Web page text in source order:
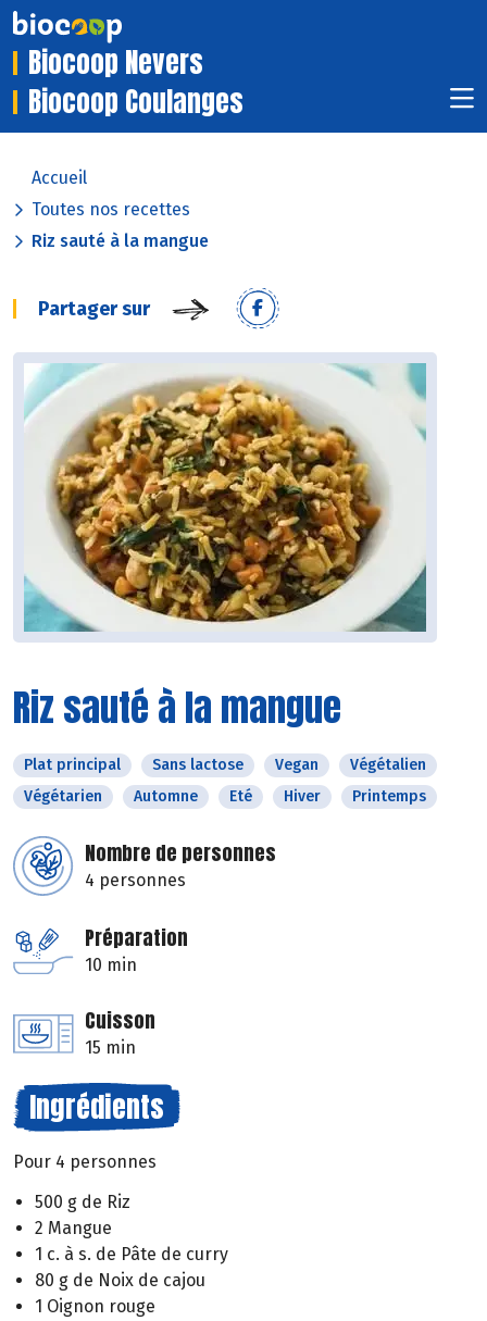
Biocoop Nevers
Biocoop Coulanges
Accueil
Toutes nos recettes
Riz sauté à la mangue
Partager sur
Riz sauté à la mangue
Plat principal Sans lactose Vegan
Végétalien
Végétarien
Automne Eté Hiver Printemps
Nombre de personnes
4 personnes
Préparation
10 min
Cuisson
15 min
Ingrédients
Pour 4 personnes
500 g de Riz
2 Mangue
1 c. à s. de Pâte de curry
80 g de Noix de cajou
1 Oignon rouge